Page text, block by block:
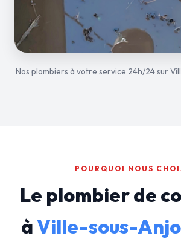
Nos plombiers à votre service 24h/24 sur
POURQUOI NOUS
Le plombier de
àVille-sous-